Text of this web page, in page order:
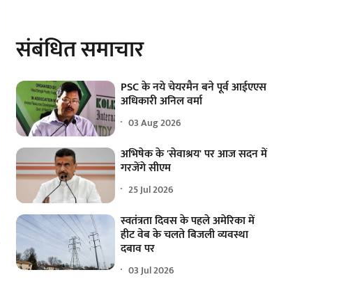
संबंधित समाचार
PSC के नये चेयरमैन बने पूर्व आईएएस
अधिकारी अनिल वर्मा
03 Aug 2026
अभिषेक के 'सेवाश्रय' पर आज सदन में
गरजेंगे सीएम
25 Jul 2026
स्वतंत्रता दिवस के पहले अमेरिका में
हीट वेब के चलते बिजली व्यवस्था
दबाव पर
03 Jul 2026